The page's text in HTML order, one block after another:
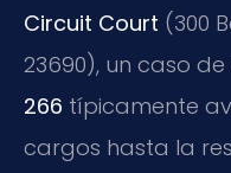
Circuit Court (300
23690), un caso de
266 típicamente
cargos hasta la